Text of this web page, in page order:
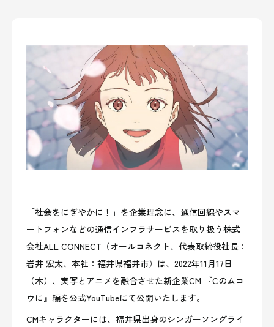
「社会をにぎやかに！」を企業理念に、通信回線やスマ
ートフォンなどの通信インフラサービスを取り扱う株式
会社ALL CONNECT（オールコネクト、代表取締役社長：
岩井 宏太、本社：福井県福井市）は、2022年11月17日
（木）、実写とアニメを融合させた新企業CM 『Cのムコ
ウに』編を公式YouTubeにて公開いたします。
CMキャラクターには、福井県出身のシンガーソングライ